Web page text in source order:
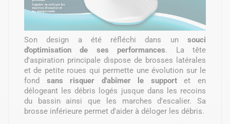
Son design a été réfléchi dans un souci
d'optimisation de ses performances. La tête
d'aspiration principale dispose de brosses latérales
et de petite roues qui permette une évolution sur le
fond sans risquer d'abîmer le supportet en
délogeant les débris logés jusque dans les recoins
du bassin ainsi que les marches d'escalier. Sa
brosse inférieure permet d'aider à déloger les débris.